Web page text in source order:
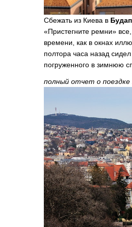
Сбежать из Киева в
«Пристегните ремни»
времени, как в окнах
полтора часа назад
погруженного в зимнюю
полный отчет о поездке